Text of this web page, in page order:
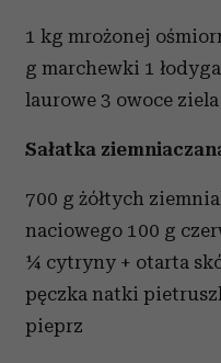
1 kg mrożonej
g marchewki 1
laurowe 3 owoce
Sałatka
700 g żółtych
naciowego 100 g
1⁄4 cytryny + otarta
pęczka natki
pieprz